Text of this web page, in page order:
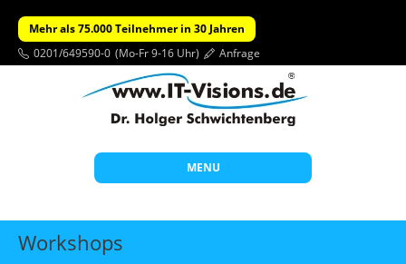
Mehr als 75.000 Teilnehmer in 30 Jahren
0201/649590-0 (Mo-Fr 9-16 Uhr) Anfrage
MENU
Start
Themen
Workshops